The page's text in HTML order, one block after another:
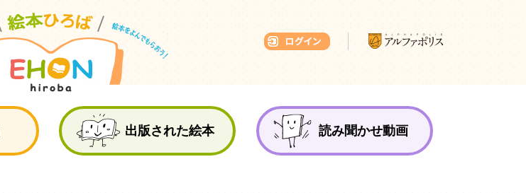
出版された絵本 読み聞かせ動画